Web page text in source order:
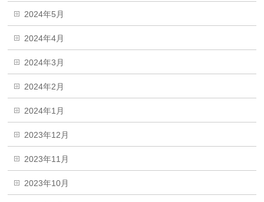
2024年5月
2024年4月
2024年3月
2024年2月
2024年1月
2023年12月
2023年11月
2023年10月